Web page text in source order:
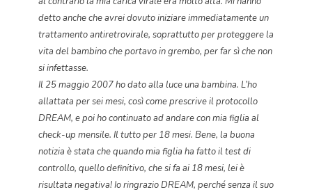
detto anche che avrei dovuto iniziare immediatamente un
trattamento antiretrovirale, soprattutto per proteggere la
vita del bambino che portavo in grembo, per far sì che non
si infettasse.
Il 25 maggio 2007 ho dato alla luce una bambina. L’ho
allattata per sei mesi, così come prescrive il protocollo
DREAM, e poi ho continuato ad andare con mia figlia al
check-up mensile. Il tutto per 18 mesi. Bene, la buona
notizia è stata che quando mia figlia ha fatto il test di
controllo, quello definitivo, che si fa ai 18 mesi, lei è
risultata negativa! Io ringrazio DREAM, perché senza il suo